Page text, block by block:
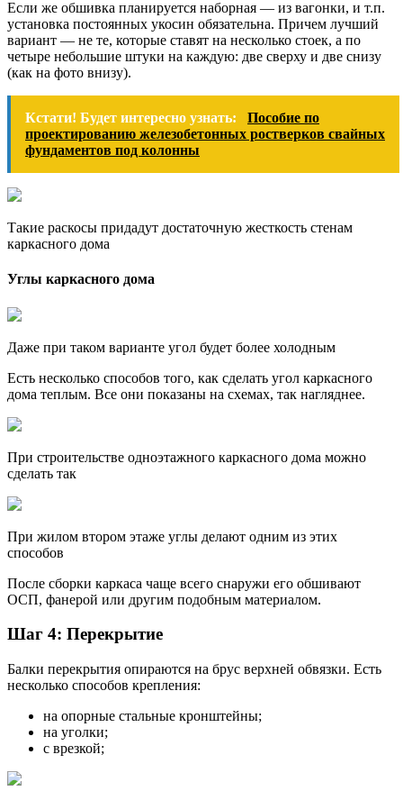
Если же обшивка планируется наборная — из вагонки, и т.п.
установка постоянных укосин обязательна. Причем лучший
вариант — не те, которые ставят на несколько стоек, а по
четыре небольшие штуки на каждую: две сверху и две снизу
(как на фото внизу).
Кстати! Будет интересно узнать:
Пособие по
проектированию железобетонных ростверков свайных
фундаментов под колонны
Такие раскосы придадут достаточную жесткость стенам
каркасного дома
Углы каркасного дома
Даже при таком варианте угол будет более холодным
Есть несколько способов того, как сделать угол каркасного
дома теплым. Все они показаны на схемах, так нагляднее.
При строительстве одноэтажного каркасного дома можно
сделать так
При жилом втором этаже углы делают одним из этих
способов
После сборки каркаса чаще всего снаружи его обшивают
ОСП, фанерой или другим подобным материалом.
Шаг 4: Перекрытие
Балки перекрытия опираются на брус верхней обвязки. Есть
несколько способов крепления:
на опорные стальные кронштейны;
на уголки;
с врезкой;